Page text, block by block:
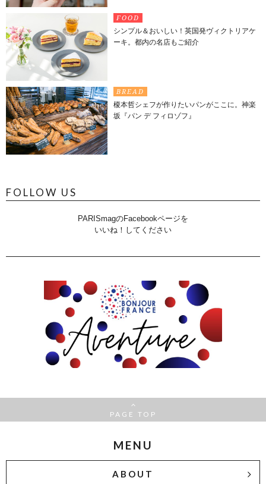
FOOD
シンプル＆おいしい！英国発ヴィクトリアケ
ーキ。都内の名店もご紹介
BREAD
榎本哲シェフが作りたいパンがここに。神楽
坂『パン デ フィロゾフ』
FOLLOW US
PARISmagのFacebookページを
いいね！してください
PAGE TOP
MENU
ABOUT